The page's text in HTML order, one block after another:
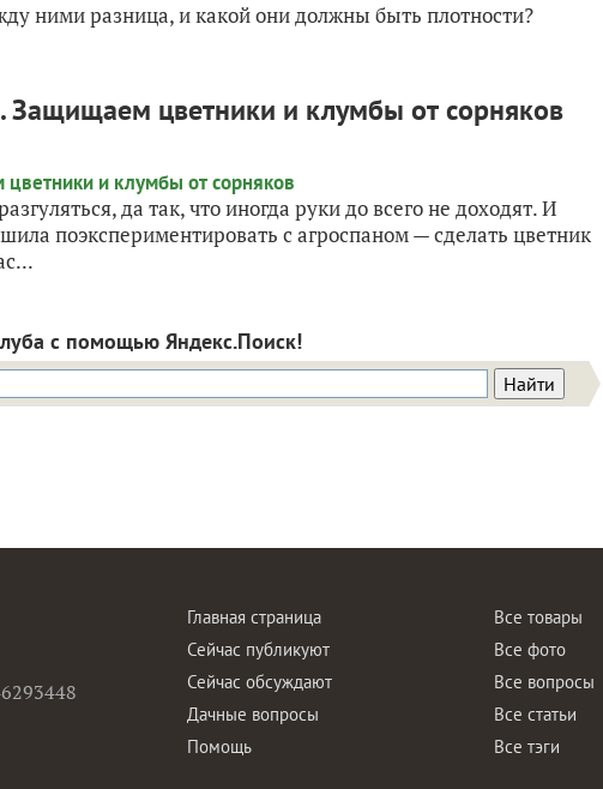
ними разница, и какой они должны быть плотности?
цветники и клумбы от сорняков
да так, что иногда руки до всего не доходят. И
поэкспериментировать с агроспаном — сделать цветник
с помощью Яндекс.Поиск!
Главная страница
Сейчас публикуют
Сейчас обсуждают
Дачные вопросы
Помощь
Все товары
Все фото
Все вопросы
Все статьи
Все тэги